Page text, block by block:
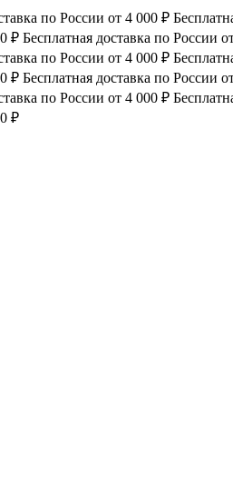
по России от 4 000 ₽
₽ Бесплатная доставка по России
по России от 4 000 ₽
₽ Бесплатная доставка по России
по России от 4 000 ₽
₽